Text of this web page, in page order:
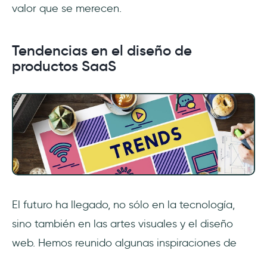
valor que se merecen.
Tendencias en el diseño de
productos SaaS
El futuro ha llegado, no sólo en la tecnología,
sino también en las artes visuales y el diseño
web. Hemos reunido algunas inspiraciones de